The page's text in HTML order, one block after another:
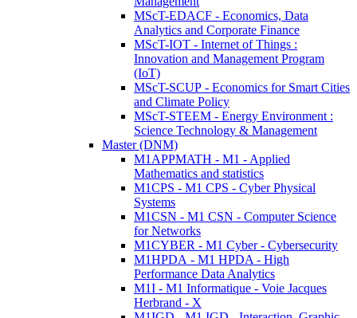
MScT-EDACF - Economics, Data
Analytics and Corporate Finance
MScT-IOT - Internet of Things :
Innovation and Management Program
(IoT)
MScT-SCUP - Economics for Smart Cities
and Climate Policy
MScT-STEEM - Energy Environment :
Science Technology & Management
Master (DNM)
M1APPMATH - M1 - Applied
Mathematics and statistics
M1CPS - M1 CPS - Cyber Physical
Systems
M1CSN - M1 CSN - Computer Science
for Networks
M1CYBER - M1 Cyber - Cybersecurity
M1HPDA - M1 HPDA - High
Performance Data Analytics
M1I - M1 Informatique - Voie Jacques
Herbrand - X